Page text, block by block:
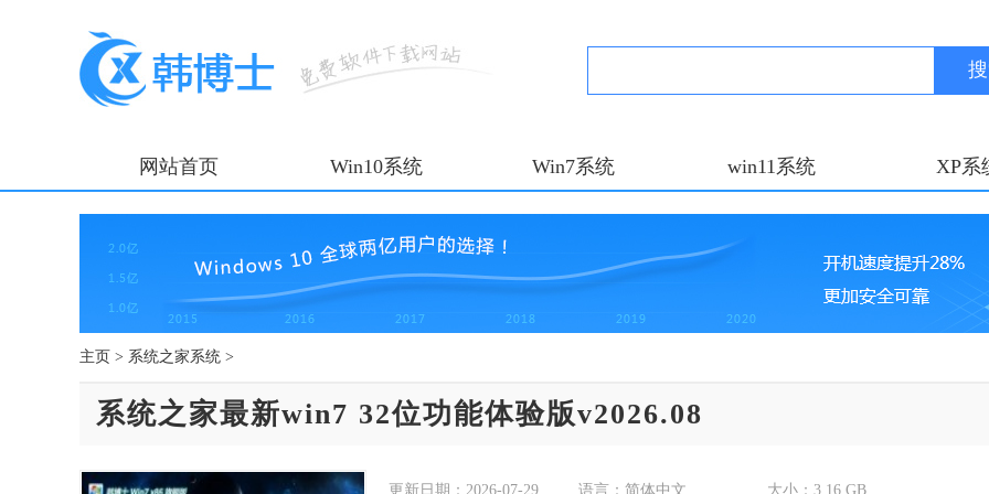
网站首页 Win10系统 Win7系统 win11系统 XP系
主页 > 系统之家系统 >
系统之家最新win7 32位功能体验版v2026.08
更新日期： 2026-07-29 语言： 简体中文 大小：3.16 GB